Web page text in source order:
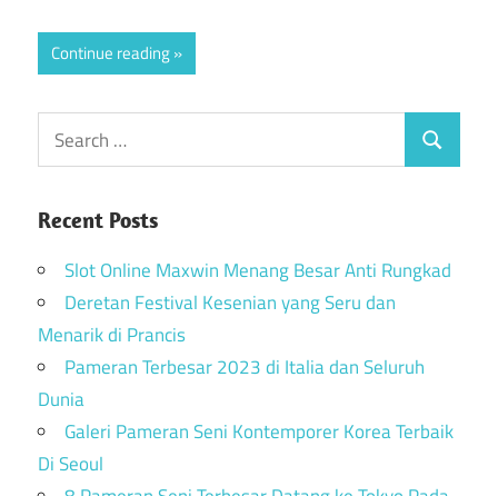
Continue reading
Recent Posts
Slot Online Maxwin Menang Besar Anti Rungkad
Deretan Festival Kesenian yang Seru dan
Menarik di Prancis
Pameran Terbesar 2023 di Italia dan Seluruh
Dunia
Galeri Pameran Seni Kontemporer Korea Terbaik
Di Seoul